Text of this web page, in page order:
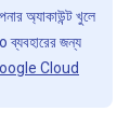
অ্যাকাউন্ট খুলে
জন্য
Cloud